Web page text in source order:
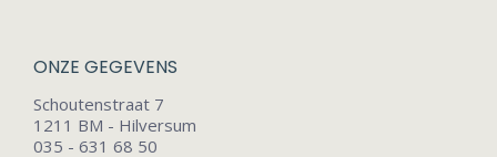
ONZE GEGEVENS
Schoutenstraat 7
1211 BM - Hilversum
035 - 631 68 50